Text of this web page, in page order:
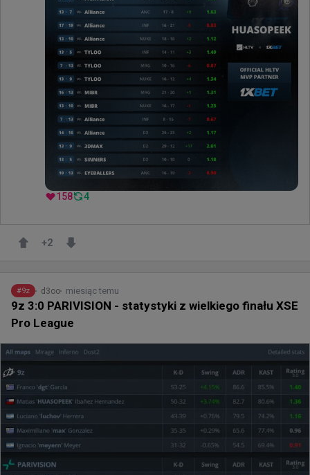
158 4
+2
#9z d3oo miesiąc temu
9z 3:0 PARIVISION - statystyki z wielkiego finału XSE
Pro League